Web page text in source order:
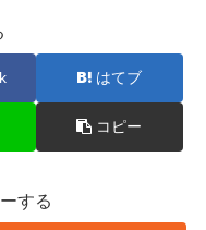
はてブ
コピー
する